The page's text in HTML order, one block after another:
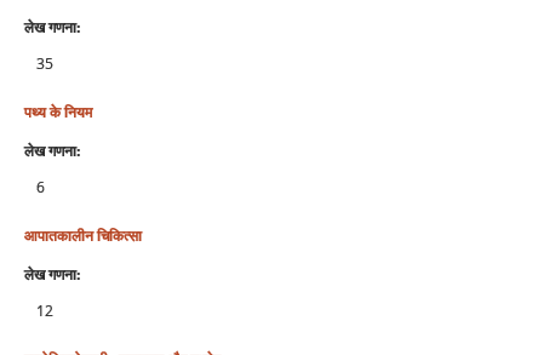
लेख गणना:
35
पथ्य के नियम
लेख गणना:
6
आपातकालीन चिकित्सा
लेख गणना:
12